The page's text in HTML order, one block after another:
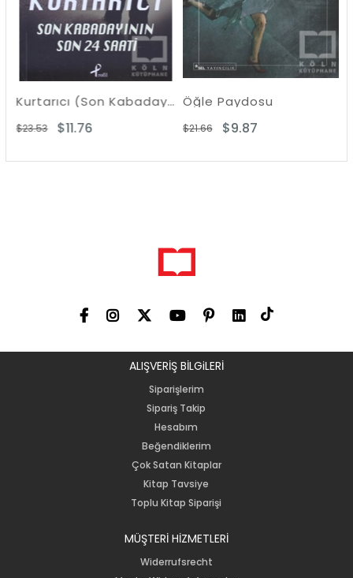
Kurtarıcı (Son Kabadayının 24 Saati)
$11.76
Öğle Paydosu
$9.87
$21.66
ALIŞVERİŞ BİLGiLERİ
Siparişlerim
Sipariş Takip
Hesabım
Beğendiklerim
Çok Satan Kitaplar
Kitap Tavsiye
Toplu Kitap Siparişi
MÜŞTERİ HİZMETLERİ
Widerrufsrecht